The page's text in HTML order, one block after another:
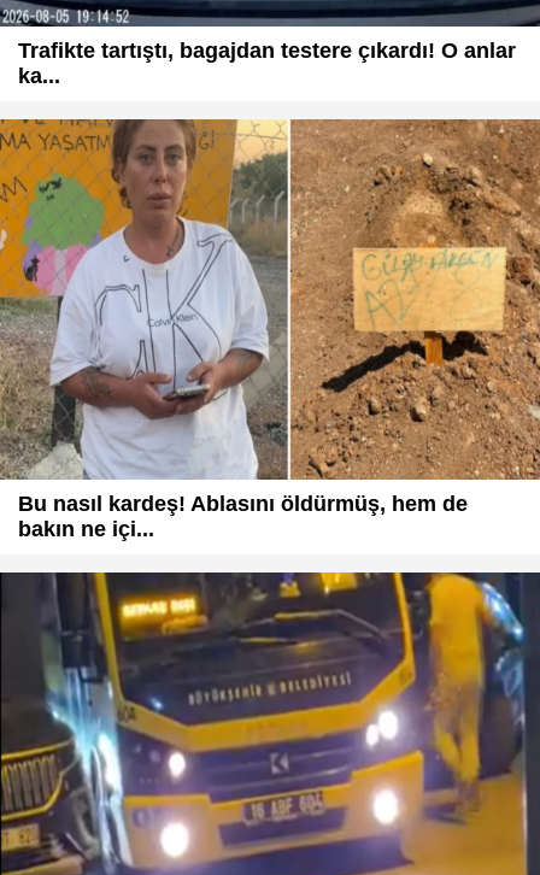
Trafikte tartıştı, bagajdan testere çıkardı! O anlar
ka...
Bu nasıl kardeş! Ablasını öldürmüş, hem de
bakın ne içi...